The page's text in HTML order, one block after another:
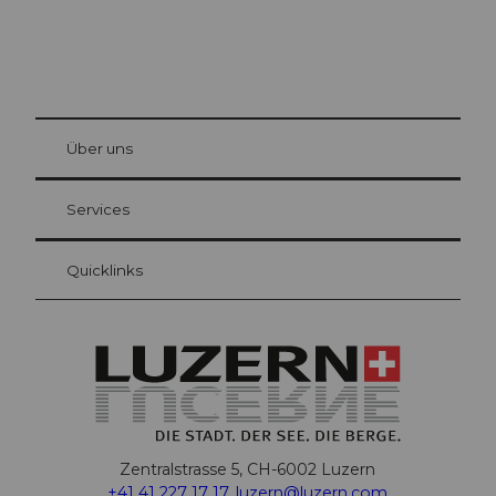
Gästekarte Luzern
Ihre Vorteile als Übernachtungsgast
at Bre
Über uns
Services
Quicklinks
Zentralstrasse 5, CH-6002 Luzern